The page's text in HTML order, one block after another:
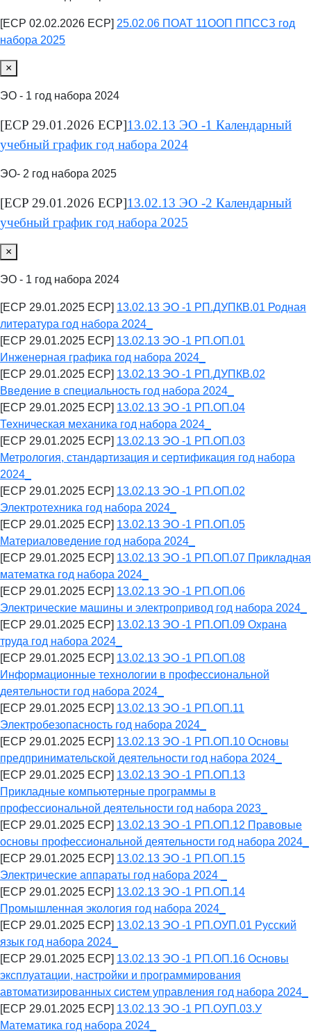
[ECP 02.02.2026 ECP] 25.02.06 ПОАТ 11ООП ППССЗ год
набора 2025
×
ЭО - 1 год набора 2024
[ECP 29.01.2026 ECP]13.02.13 ЭО -1 Календарный
учебный график год набора 2024
ЭО- 2 год набора 2025
[ECP 29.01.2026 ECP]13.02.13 ЭО -2 Календарный
учебный график год набора 2025
×
ЭО - 1 год набора 2024
[ECP 29.01.2025 ECP] 13.02.13 ЭО -1 РП.ДУПКВ.01 Родная
литература год набора 2024_
[ECP 29.01.2025 ECP] 13.02.13 ЭО -1 РП.ОП.01
Инженерная графика год набора 2024_
[ECP 29.01.2025 ECP] 13.02.13 ЭО -1 РП.ДУПКВ.02
Введение в специальность год набора 2024_
[ECP 29.01.2025 ECP] 13.02.13 ЭО -1 РП.ОП.04
Техническая механика год набора 2024_
[ECP 29.01.2025 ECP] 13.02.13 ЭО -1 РП.ОП.03
Метрология, стандартизация и сертификация год набора
2024_
[ECP 29.01.2025 ECP] 13.02.13 ЭО -1 РП.ОП.02
Электротехника год набора 2024_
[ECP 29.01.2025 ECP] 13.02.13 ЭО -1 РП.ОП.05
Материаловедение год набора 2024_
[ECP 29.01.2025 ECP] 13.02.13 ЭО -1 РП.ОП.07 Прикладная
математка год набора 2024_
[ECP 29.01.2025 ECP] 13.02.13 ЭО -1 РП.ОП.06
Электрические машины и электропривод год набора 2024_
[ECP 29.01.2025 ECP] 13.02.13 ЭО -1 РП.ОП.09 Охрана
труда год набора 2024_
[ECP 29.01.2025 ECP] 13.02.13 ЭО -1 РП.ОП.08
Информационные технологии в профессиональной
деятельности год набора 2024_
[ECP 29.01.2025 ECP] 13.02.13 ЭО -1 РП.ОП.11
Электробезопасность год набора 2024_
[ECP 29.01.2025 ECP] 13.02.13 ЭО -1 РП.ОП.10 Основы
предпринимательской деятельности год набора 2024_
[ECP 29.01.2025 ECP] 13.02.13 ЭО -1 РП.ОП.13
Прикладные компьютерные программы в
профессиональной деятельности год набора 2023_
[ECP 29.01.2025 ECP] 13.02.13 ЭО -1 РП.ОП.12 Правовые
основы профессиональной деятельности год набора 2024_
[ECP 29.01.2025 ECP] 13.02.13 ЭО -1 РП.ОП.15
Электрические аппараты год набора 2024 _
[ECP 29.01.2025 ECP] 13.02.13 ЭО -1 РП.ОП.14
Промышленная экология год набора 2024_
[ECP 29.01.2025 ECP] 13.02.13 ЭО -1 РП.ОУП.01 Русский
язык год набора 2024_
[ECP 29.01.2025 ECP] 13.02.13 ЭО -1 РП.ОП.16 Основы
эксплуатации, настройки и программирования
автоматизированных систем управления год набора 2024_
[ECP 29.01.2025 ECP] 13.02.13 ЭО -1 РП.ОУП.03.У
Математика год набора 2024_